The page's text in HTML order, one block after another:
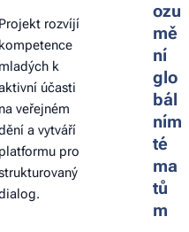
Projekt rozvíjí
kompetence
mladých k
účasti
na veřejném
a vytváří
platformu pro
ozu
mě
ní
glo
bál
ním
té
ma
tů
m